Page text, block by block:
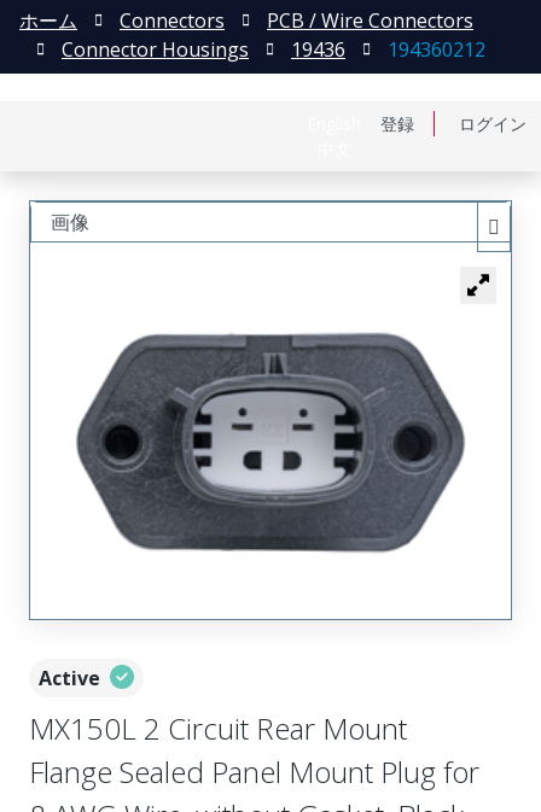
登録 ログイン
ホーム Connectors
PCB / Wire Connectors
Connector Housings
19436 194360212
Active
MX150L 2 Circuit Rear Mount
Flange Sealed Panel Mount Plug for
画像